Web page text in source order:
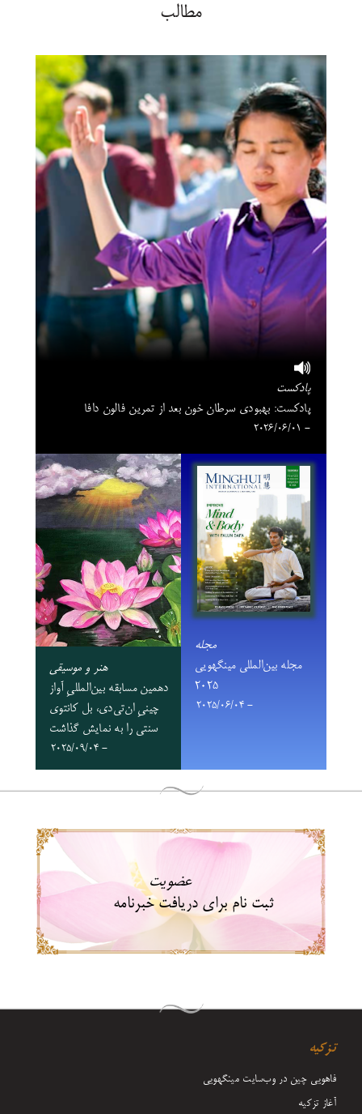
مطالب
پادکست
پادکست: بهبودی سرطان خون بعد از تمرین فالون دافا
- 2026/06/01
مجله
مجله بین‌المللی مینگهویی
۲۰۲۵
- 2025/06/04
هنر و موسیقی
دهمین مسابقه بین‌المللیِ آواز
چینیِ ان‌تی‌دی، بل کانتوی
سنتی را به نمایش گذاشت
- 2025/09/04
عضویت
ثبت نام برای دریافت خبرنامه
تزکیه
فاهویی چین در وب‌سایت مینگهویی
آغاز تزکیه